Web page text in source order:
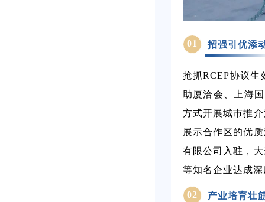
01 招强引优添
抢抓RCEP协议
助厦洽会、上海
方式开展城市推
展示合作区的优
有限公司入驻，
等知名企业达成
02 产业培育壮